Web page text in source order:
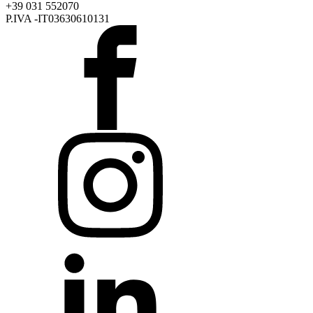
+39 031 552070
P.IVA -IT03630610131